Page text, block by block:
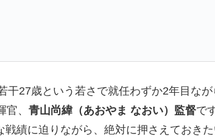
干27歳という若さで就任わずか2年目な
、 青山尚緯（あおやま なおい）監督で
績に迫りながら、絶対に押さえておき